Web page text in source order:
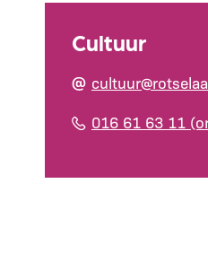
Cultuur
016 61 63 11